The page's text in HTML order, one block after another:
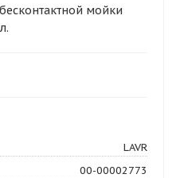
мойки
LAVR
00-00002773